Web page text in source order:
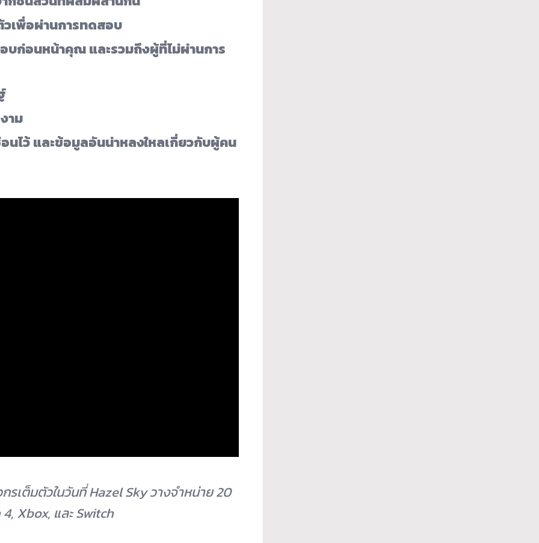
วเพื่อผ่านการทดสอบ
บก่อนหน้าคุณ และรวมถึงผู้ที่ไม่ผ่านการ
าม
ไว้ และข้อมูลอันน่าหลงใหลเกี่ยวกับผู้คน
เต็มตัวในวันที่ Hazel Sky วางจำหน่าย 20
Xbox, และ Switch